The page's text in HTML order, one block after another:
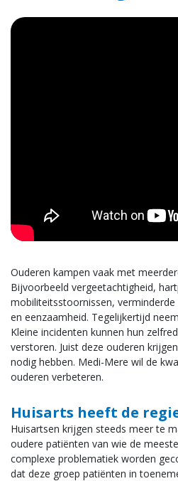
Ouderen kampen vaak met
Bijvoorbeeld vergeetachtigheid,
mobiliteitsstoornissen,
en eenzaamheid. Tegelijkertijd
Kleine incidenten kunnen hun
verstoren. Juist deze ouderen
nodig hebben. Medi-Mere wil de
ouderen verbeteren.
Huisarts heeft de
Huisartsen krijgen steeds meer te
oudere patiënten van wie de
complexe problematiek worden
dat deze groep patiënten in